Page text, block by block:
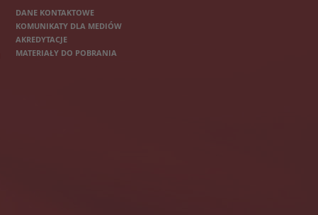
DANE KONTAKTOWE
KOMUNIKATY DLA MEDIÓW
AKREDYTACJE
MATERIAŁY DO POBRANIA